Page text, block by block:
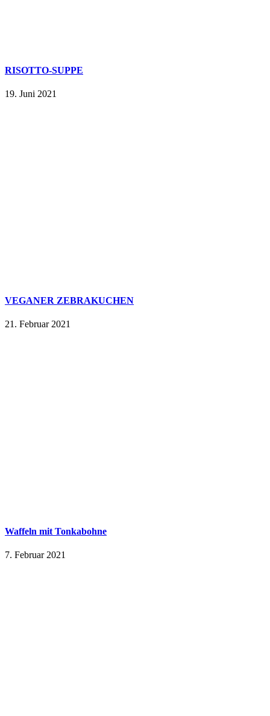
RISOTTO-SUPPE
19. Juni 2021
VEGANER ZEBRAKUCHEN
21. Februar 2021
Waffeln mit Tonkabohne
7. Februar 2021